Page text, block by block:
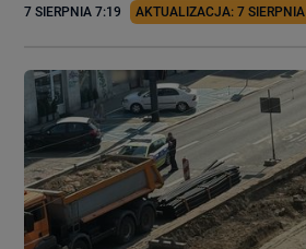
7 SIERPNIA 7:19 AKTUALIZACJA: 7 SIERPNIA